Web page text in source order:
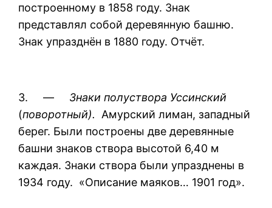
построенному в 1858 году. Знак
представлял собой деревянную башню.
Знак упразднён в 1880 году. Отчёт.
3. — Знаки полуствора Уссинский
(поворотный).
Амурский лиман, западный
берег. Были построены две деревянные
башни знаков створа высотой 6,40 м
каждая. Знаки створа были упразднены в
1934 году. «Описание маяков… 1901 год».